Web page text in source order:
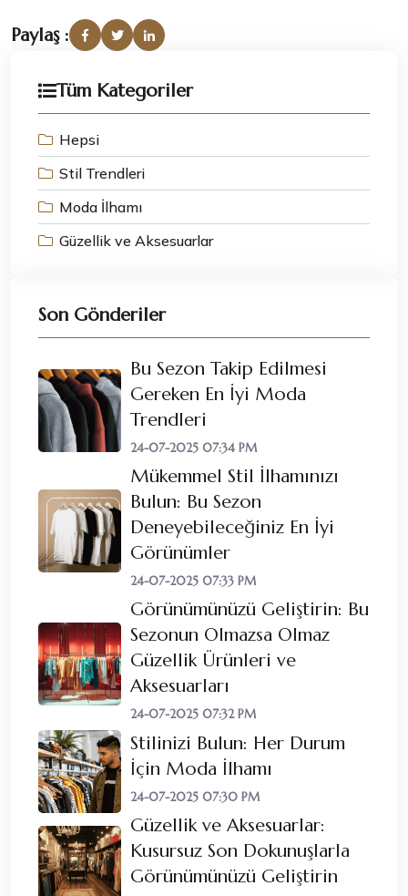
Paylaş :
Tüm Kategoriler
Hepsi
Stil Trendleri
Moda İlhamı
Güzellik ve Aksesuarlar
Son Gönderiler
Bu Sezon Takip Edilmesi
Gereken En İyi Moda
Trendleri
24-07-2025 07:34 PM
Mükemmel Stil İlhamınızı
Bulun: Bu Sezon
Deneyebileceğiniz En İyi
Görünümler
24-07-2025 07:33 PM
Görünümünüzü Geliştirin: Bu
Sezonun Olmazsa Olmaz
Güzellik Ürünleri ve
Aksesuarları
24-07-2025 07:32 PM
Stilinizi Bulun: Her Durum
İçin Moda İlhamı
24-07-2025 07:30 PM
Güzellik ve Aksesuarlar:
Kusursuz Son Dokunuşlarla
Görünümünüzü Geliştirin